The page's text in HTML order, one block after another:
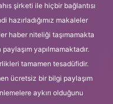
şirketi ile hiçbir bağlantısı
hazırladığımız makaleler
haber niteliği taşımamakta
yapılmamaktadır.
tamamen tesadüfidir.
ücretsiz bir bilgi paylaşım
aykırı olduğunu